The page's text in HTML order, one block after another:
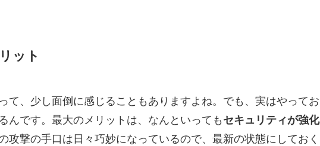
ット
て、少し面倒に感じることもありますよね。でも、実はやってお
んです。最大のメリットは、なんといっても セキュリティが強化
攻撃の手口は日々巧妙になっているので、最新の状態にしておく